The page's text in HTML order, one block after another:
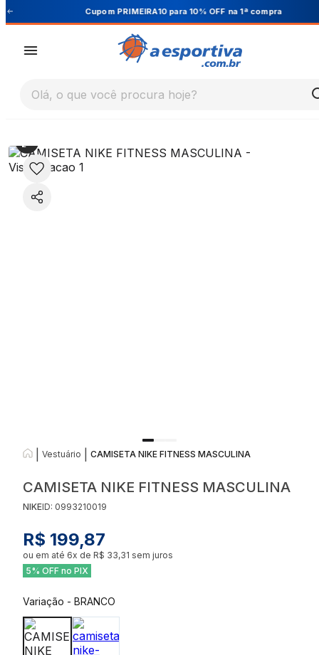
Cupom PRIMEIRA10 para 10% OFF na 1ª compra
Olá, o que você procura hoje?
Vestuário CAMISETA NIKE FITNESS MASCULINA
CAMISETA NIKE FITNESS MASCULINA
NIKEID: 0993210019
R$ 199,87
ou em até 6x de R$ 33,31 sem juros
5% OFF no PIX
Variação - BRANCO